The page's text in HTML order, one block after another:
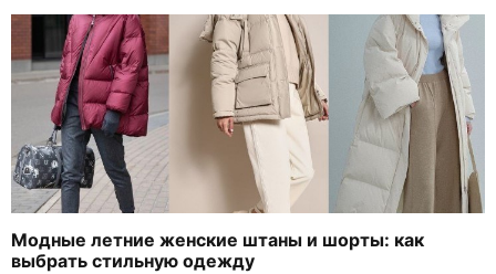
Модные летние женские штаны и шорты: как
выбрать стильную одежду